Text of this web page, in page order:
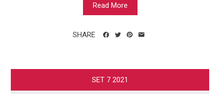
Read More
SHARE
SET 7 2021